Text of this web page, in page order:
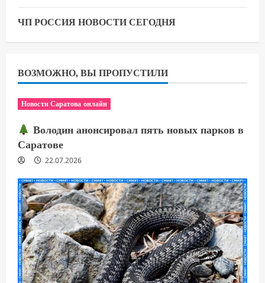
ЧП РОССИЯ НОВОСТИ СЕГОДНЯ
ВОЗМОЖНО, ВЫ ПРОПУСТИЛИ
Новости Саратова онлайн
Володин анонсировал пять новых парков в
Саратове
22.07.2026